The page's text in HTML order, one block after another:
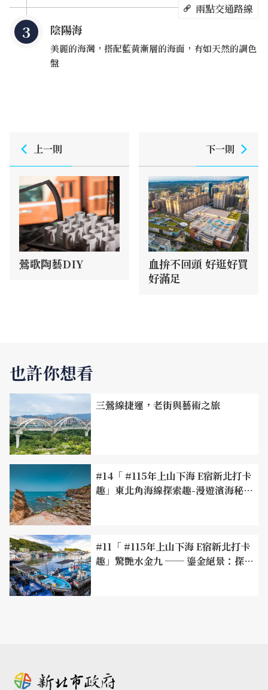
兩點交通路線
陰陽海
美麗的海灣，搭配藍黃漸層的海面，有如天然的調色
盤
上一則
鶯歌陶藝DIY
下一則
血拚不回頭 好逛好買
好滿足
也許你想看
三鶯線捷運，老街與藝術之旅
#14「 #115年上山下海 E宿新北打卡
趣」東北角海線探索趣-漫遊濱海秘
#11「 #115年上山下海 E宿新北打卡
趣」驚艷水金九 ── 鎏金絕景：探尋